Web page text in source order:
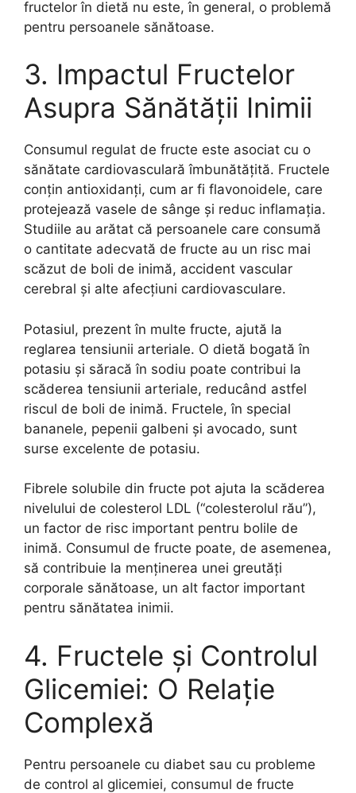
fructelor în dietă nu este, în general, o problemă
pentru persoanele sănătoase.
3. Impactul Fructelor
Asupra Sănătății Inimii
Consumul regulat de fructe este asociat cu o
sănătate cardiovasculară îmbunătățită. Fructele
conțin antioxidanți, cum ar fi flavonoidele, care
protejează vasele de sânge și reduc inflamația.
Studiile au arătat că persoanele care consumă
o cantitate adecvată de fructe au un risc mai
scăzut de boli de inimă, accident vascular
cerebral și alte afecțiuni cardiovasculare.
Potasiul, prezent în multe fructe, ajută la
reglarea tensiunii arteriale. O dietă bogată în
potasiu și săracă în sodiu poate contribui la
scăderea tensiunii arteriale, reducând astfel
riscul de boli de inimă. Fructele, în special
bananele, pepenii galbeni și avocado, sunt
surse excelente de potasiu.
Fibrele solubile din fructe pot ajuta la scăderea
nivelului de colesterol LDL (“colesterolul rău”),
un factor de risc important pentru bolile de
inimă. Consumul de fructe poate, de asemenea,
să contribuie la menținerea unei greutăți
corporale sănătoase, un alt factor important
pentru sănătatea inimii.
4. Fructele și Controlul
Glicemiei: O Relație
Complexă
Pentru persoanele cu diabet sau cu probleme
de control al glicemiei, consumul de fructe